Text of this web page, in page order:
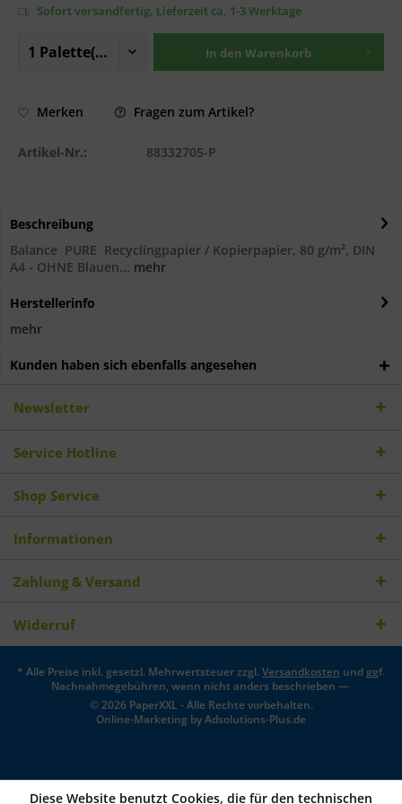
Sofort versandfertig, Lieferzeit ca. 1-3 Werktage
In den Warenkorb
Merken Fragen zum Artikel?
Artikel-Nr.: 88332705-P
Beschreibung
Balance PURE Recyclingpapier / Kopierpapier, 80 g/m², DIN
A4 - OHNE Blauen... mehr
Herstellerinfo
mehr
Kunden haben sich ebenfalls angesehen
Newsletter
Service Hotline
Shop Service
Informationen
Zahlung & Versand
Widerruf
* Alle Preise inkl. gesetzl. Mehrwertsteuer zzgl.Versandkosten und ggf.
Nachnahmegebühren, wenn nicht anders beschrieben —
© 2026 PaperXXL - Alle Rechte vorbehalten.
Online-Marketing byAdsolutions-Plus.de
Diese Website benutzt Cookies, die für den technischen